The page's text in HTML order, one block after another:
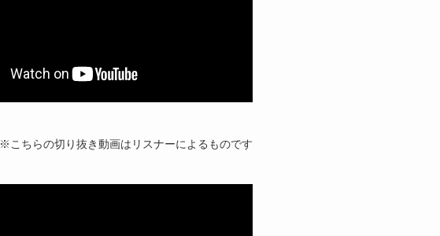
※こちらの切り抜き動画はリスナーによるものです